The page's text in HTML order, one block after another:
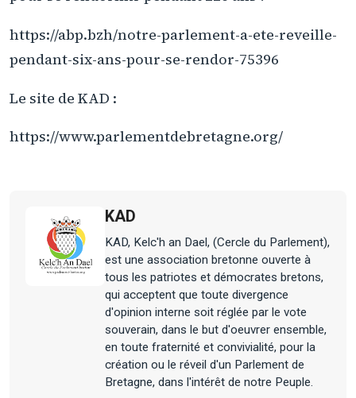
https://abp.bzh/notre-parlement-a-ete-reveille-
pendant-six-ans-pour-se-rendor-75396
Le site de KAD :
https://www.parlementdebretagne.org/
KAD
KAD, Kelc'h an Dael, (Cercle du Parlement),
est une association bretonne ouverte à
tous les patriotes et démocrates bretons,
qui acceptent que toute divergence
d'opinion interne soit réglée par le vote
souverain, dans le but d'oeuvrer ensemble,
en toute fraternité et convivialité, pour la
création ou le réveil d'un Parlement de
Bretagne, dans l'intérêt de notre Peuple.